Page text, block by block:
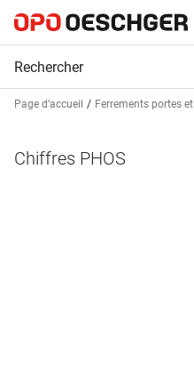
Page d’accueil Ferrements portes
Chiffres PHOS